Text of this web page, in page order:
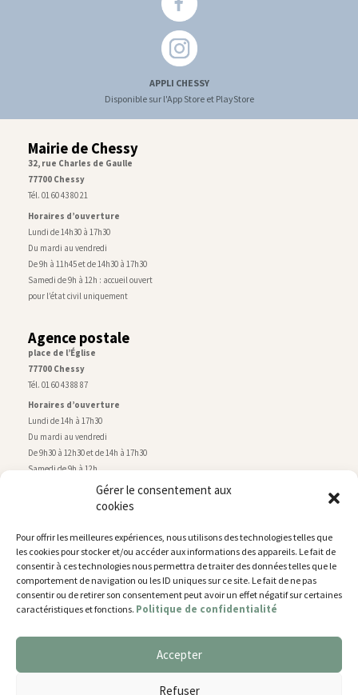
Gérer le consentement aux
cookies
Pour offrir les meilleures expériences, nous utilisons des technologies telles que
les cookies pour stocker et/ou accéder aux informations des appareils. Le fait de
consentir à ces technologies nous permettra de traiter des données telles que le
comportement de navigation ou les ID uniques sur ce site. Le fait de ne pas
consentir ou de retirer son consentement peut avoir un effet négatif sur certaines
caractéristiques et fonctions. Politique de confidentialité
Accepter
Refuser
APPLI CHESSY
Disponible sur l'App Store et PlayStore
Mairie de Chessy
32, rue Charles de Gaulle
77700 Chessy
Tél. 01 60 43 80 21
Horaires d’ouverture
Lundi de 14h30 à 17h30
Du mardi au vendredi
De 9h à 11h45 et de 14h30 à 17h30
Samedi de 9h à 12h : accueil ouvert
pour l’état civil uniquement
Agence postale
place de l’Église
77700 Chessy
Tél. 01 60 43 88 87
Horaires d’ouverture
Lundi de 14h à 17h30
Du mardi au vendredi
De 9h30 à 12h30 et de 14h à 17h30
Samedi de 9h à 12h
Service technique
rue de Montry–77700 Chessy
Tél. 01 60 43 52 63
Horaires d’ouverture
Lundi, mardi et jeudi
De 9h à 11h45 et de 14h30 à 17h30
Nous utilisons des cookies pour vous offrir la meilleure